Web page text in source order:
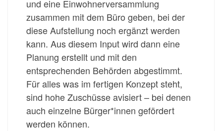
und eine Einwohnerversammlung
zusammen mit dem Büro geben, bei der
diese Aufstellung noch ergänzt werden
kann. Aus diesem Input wird dann eine
Planung erstellt und mit den
entsprechenden Behörden abgestimmt.
Für alles was im fertigen Konzept steht,
sind hohe Zuschüsse avisiert – bei denen
auch einzelne Bürger*innen gefördert
werden können.